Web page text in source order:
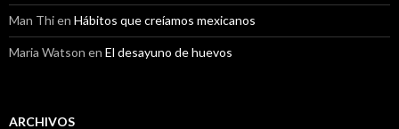
Man Thien Hábitos que creíamos mexicanos
Maria Watson en El desayuno de huevos
ARCHIVOS